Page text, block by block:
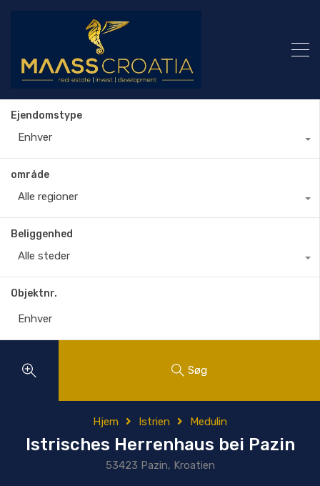
Ejendomstype
Enhver
område
Alle regioner
Beliggenhed
Alle steder
Objektnr.
Søg
Hjem Istrien Medulin
Istrisches Herrenhaus bei Pazin
53423 Pazin, Kroatien